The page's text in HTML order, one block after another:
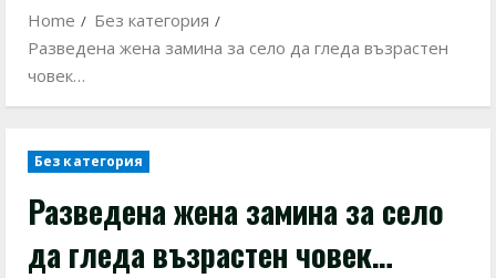
Home
Без категория
Разведена жена замина за село да гледа възрастен
човек…
Без категория
Разведена жена замина за село
да гледа възрастен човек…